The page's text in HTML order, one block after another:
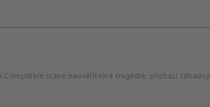
stane neuvěřitelná tragédie, přichází záhadný